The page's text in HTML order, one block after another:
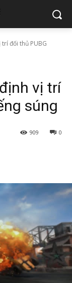
đối thủ PUBG
vị trí
súng
0
909